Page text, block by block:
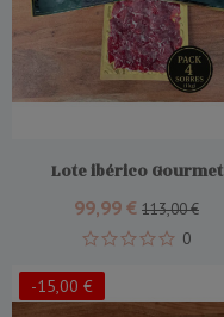
Lote ibérico Gourmet
99,99 € 113,00 €
0
-15,00 €